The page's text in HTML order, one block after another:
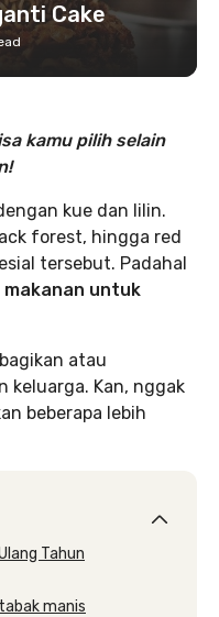
Cake
kamu pilih selain
kue dan lilin.
forest, hingga red
tersebut. Padahal
untuk
atau
keluarga. Kan, nggak
beberapa lebih
Tahun
manis